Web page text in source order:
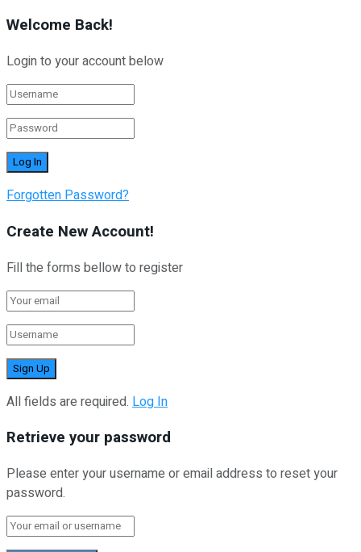
Welcome Back!
Login to your account below
Forgotten Password?
Create New Account!
Fill the forms bellow to register
All fields are required. Log In
Retrieve your password
Please enter your username or email address to reset your
password.